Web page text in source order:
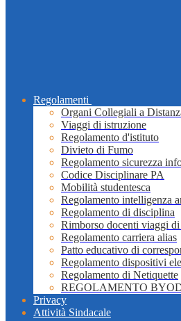
Regolamenti
Organi Collegiali a
Viaggi di istruzione
Regolamento d'istituto
Divieto di Fumo
Regolamento sicurezza
Codice Disciplinare PA
Mobilità studentesca
Regolamento intelligenza
Regolamento di disciplina
Rimborso docenti viaggi
Regolamento carriera alias
Patto educativo di
Regolamento dispositivi
Regolamento di Netiquette
REGOLAMENTO
Privacy
Attività Sindacale